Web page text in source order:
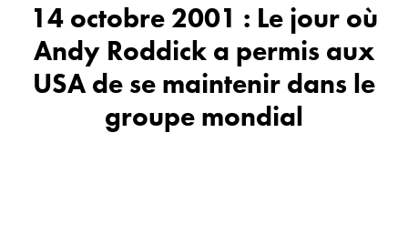
14 octobre 2001 : Le jour où
Andy Roddick a permis aux
USA de se maintenir dans le
groupe mondial